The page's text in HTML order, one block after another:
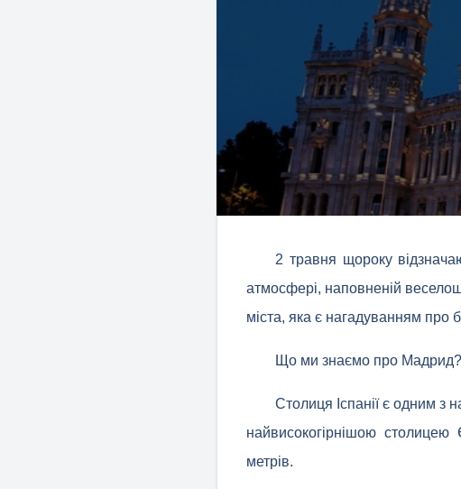
2 травня щороку
атмосфері, наповненій
міста, яка є нагадуванням про
Що ми знаємо про Мадрид?
Столиця Іспанії є одним з
найвисокогірнішою
метрів.